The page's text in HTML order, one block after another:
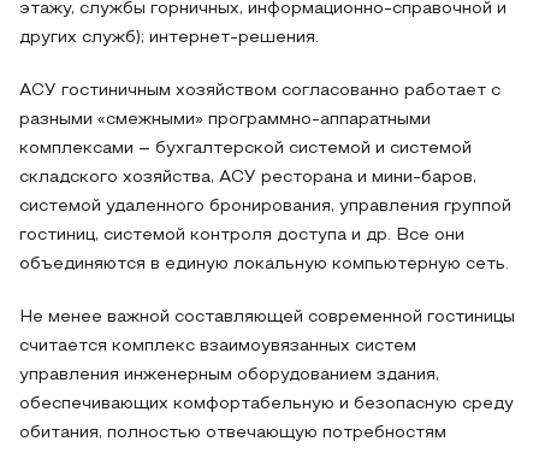
этажу, службы горничных, информационно-справочной и
других служб); интернет-решения.
АСУ гостиничным хозяйством согласованно работает с
разными «смежными» программно-аппаратными
комплексами – бухгалтерской системой и системой
складского хозяйства, АСУ ресторана и мини-баров,
системой удаленного бронирования, управления группой
гостиниц, системой контроля доступа и др. Все они
объединяются в единую локальную компьютерную сеть.
Не менее важной составляющей современной гостиницы
считается комплекс взаимоувязанных систем
управления инженерным оборудованием здания,
обеспечивающих комфортабельную и безопасную среду
обитания, полностью отвечающую потребностям